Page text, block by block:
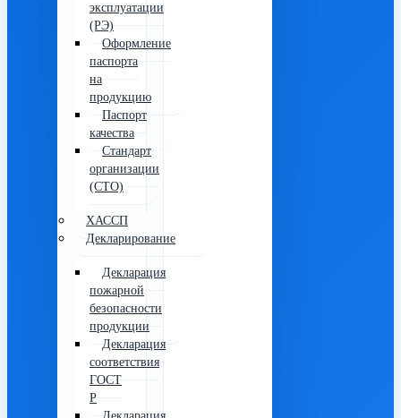
эксплуатации
(РЭ)
Оформление
паспорта
на
продукцию
Паспорт
качества
Стандарт
организации
(СТО)
ХАССП
Декларирование
Декларация
пожарной
безопасности
продукции
Декларация
соответствия
ГОСТ
Р